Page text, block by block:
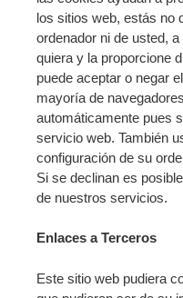
los sitios web, estás no
ordenador ni de usted,
quiera y la proporcione
puede aceptar o negar
mayoría de
automáticamente pues
servicio web. También
configuración de su
Si se declinan es
de nuestros servicios.
Enlaces a Terceros
Este sitio web pudiera